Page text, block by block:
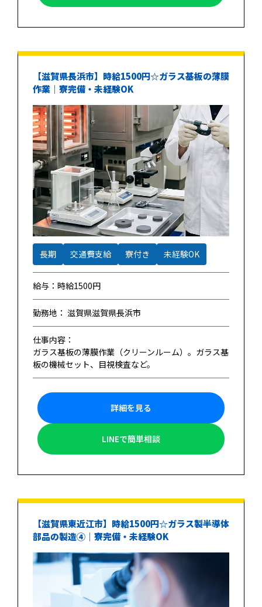
【滋賀県長浜市】時給1500円☆ガラス基板の薄膜
作業｜寮完備・未経験OK
長期 交通費支給 寮付き 未経験OK
給与：時給1500円
勤務地： 滋賀県滋賀県長浜市
仕事内容：
ガラス基板の薄膜作業（クリーンルーム）。ガラス基
板の機械セット、目視検査など。
詳細を見る
LINEで簡単相談
【滋賀県東近江市】時給1500円☆ガラス製半導体
部品の製造④｜寮完備・未経験OK